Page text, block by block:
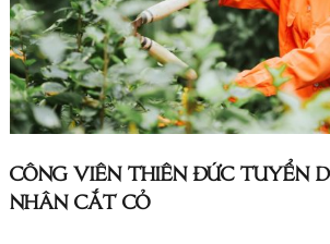
CÔNG VIÊN THIÊN ĐỨC TUYỂN
NHÂN CẮT CỎ